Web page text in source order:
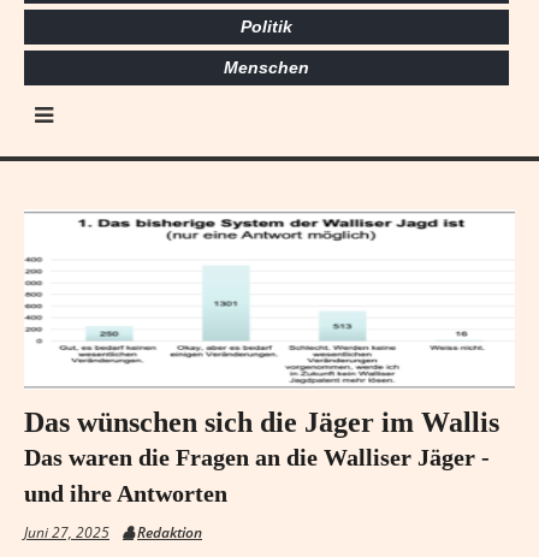
Politik
Menschen
Das wünschen sich die Jäger im Wallis
Das waren die Fragen an die Walliser Jäger -
und ihre Antworten
Juni 27, 2025 Redaktion